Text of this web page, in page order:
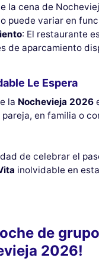
la cena de
puede variar en
: El restaurante
de aparcamiento
Le Espera
la Nochevieja 2026
pareja, en familia o
de celebrar el
inolvidable en
de
2026!